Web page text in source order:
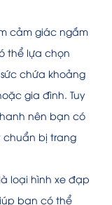
cảm giác ngắm
thể lựa chọn
chứa khoảng
gia đình. Tuy
nên bạn có
bị trang
loại hình xe đạp
bạn có thể